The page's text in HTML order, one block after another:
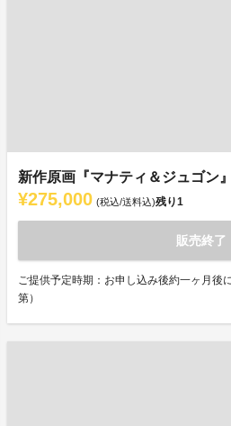
新作原画『マナティ＆ジュゴン』
¥275,000 (税込/送料込)残り1
販売終了
ご提供予定時期：お申し込み後約一ヶ月後
第）